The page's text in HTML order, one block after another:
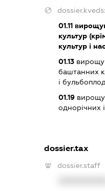
dossier.kveds:
01.11
культур
культур і
01.13
баштанних
і
01.19
однорічних
dossier.tax
dossier.staff